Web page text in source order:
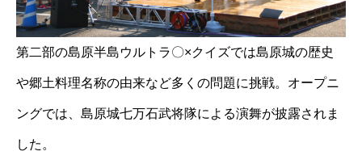
第二部の島原半島ウルトラ〇×クイズでは島原城の歴史
や郷土料理名称の由来など多くの問題に挑戦。オープニ
ングでは、島原城七万石武将隊による演舞が披露されま
した。